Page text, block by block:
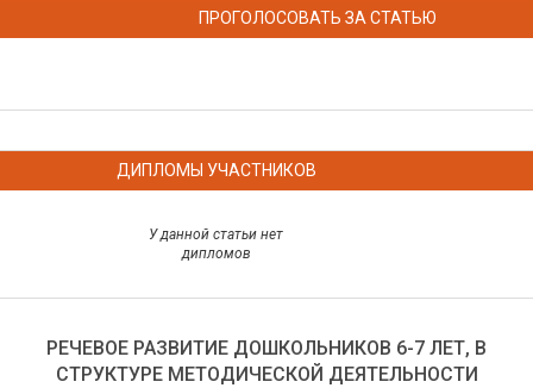
ПРОГОЛОСОВАТЬ ЗА СТАТЬЮ
ДИПЛОМЫ УЧАСТНИКОВ
У данной статьи нет
дипломов
РЕЧЕВОЕ РАЗВИТИЕ ДОШКОЛЬНИКОВ 6-7 ЛЕТ, В
СТРУКТУРЕ МЕТОДИЧЕСКОЙ ДЕЯТЕЛЬНОСТИ